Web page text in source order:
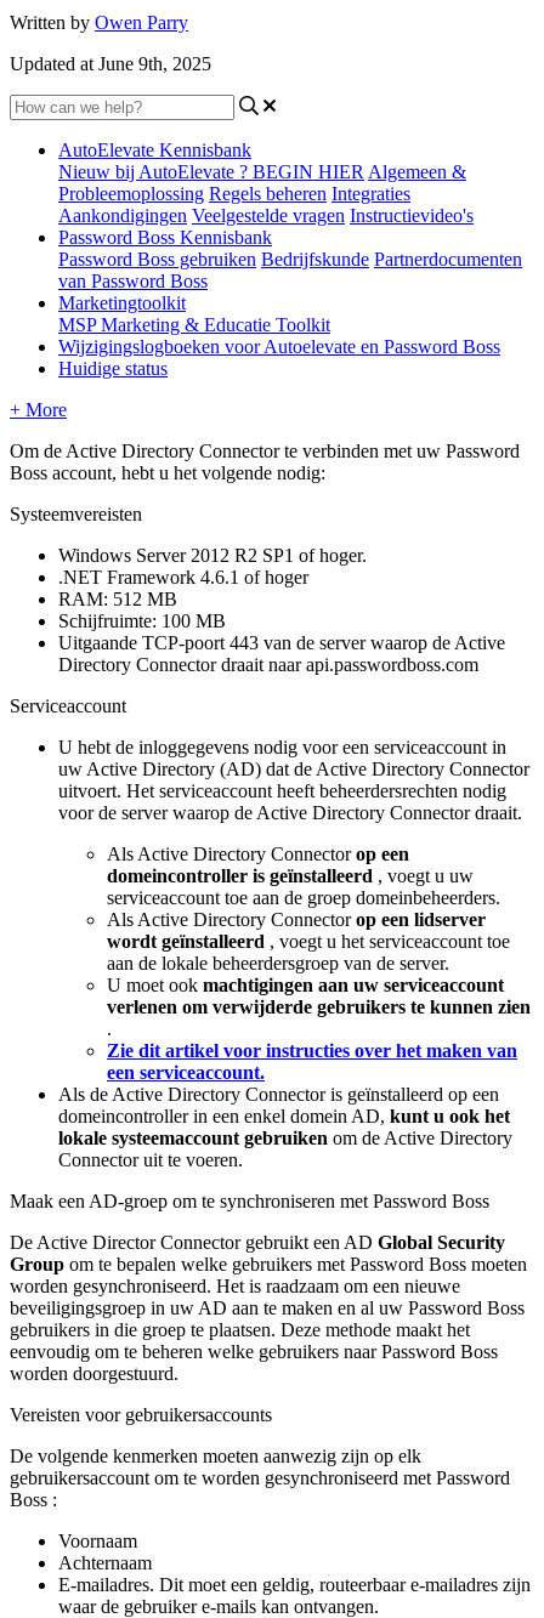
Written by Owen Parry
Updated at June 9th, 2025
AutoElevate Kennisbank
Nieuw bij AutoElevate ? BEGIN HIER Algemeen &
Probleemoplossing Regels beheren Integraties
Aankondigingen Veelgestelde vragen Instructievideo's
Password Boss Kennisbank
Password Boss gebruiken Bedrijfskunde Partnerdocumenten
van Password Boss
Marketingtoolkit
MSP Marketing & Educatie Toolkit
Wijzigingslogboeken voor Autoelevate en Password Boss
Huidige status
+ More
Om de Active Directory Connector te verbinden met uw Password
Boss account, hebt u het volgende nodig:
Systeemvereisten
Windows Server 2012 R2 SP1 of hoger.
.NET Framework 4.6.1 of hoger
RAM: 512 MB
Schijfruimte: 100 MB
Uitgaande TCP-poort 443 van de server waarop de Active
Directory Connector draait naar api.passwordboss.com
Serviceaccount
U hebt de inloggegevens nodig voor een serviceaccount in
uw Active Directory (AD) dat de Active Directory Connector
uitvoert. Het serviceaccount heeft beheerdersrechten nodig
voor de server waarop de Active Directory Connector draait.
Als Active Directory Connector op een
domeincontroller is geïnstalleerd , voegt u uw
serviceaccount toe aan de groep domeinbeheerders.
Als Active Directory Connector op een lidserver
wordt geïnstalleerd , voegt u het serviceaccount toe
aan de lokale beheerdersgroep van de server.
U moet ook machtigingen aan uw serviceaccount
verlenen om verwijderde gebruikers te kunnen zien
.
Zie dit artikel voor instructies over het maken van
een serviceaccount.
Als de Active Directory Connector is geïnstalleerd op een
domeincontroller in een enkel domein AD, kunt u ook het
lokale systeemaccount gebruiken om de Active Directory
Connector uit te voeren.
Maak een AD-groep om te synchroniseren met Password Boss
De Active Director Connector gebruikt een AD Global Security
Group om te bepalen welke gebruikers met Password Boss moeten
worden gesynchroniseerd. Het is raadzaam om een nieuwe
beveiligingsgroep in uw AD aan te maken en al uw Password Boss
gebruikers in die groep te plaatsen. Deze methode maakt het
eenvoudig om te beheren welke gebruikers naar Password Boss
worden doorgestuurd.
Vereisten voor gebruikersaccounts
De volgende kenmerken moeten aanwezig zijn op elk
gebruikersaccount om te worden gesynchroniseerd met Password
Boss :
Voornaam
Achternaam
E-mailadres. Dit moet een geldig, routeerbaar e-mailadres zijn
waar de gebruiker e-mails kan ontvangen.